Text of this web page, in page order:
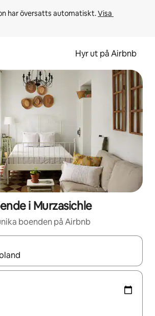
har översatts automatiskt. Visa
Hyr ut på Airbnb
i Murzasichle
boenden på Airbnb
tillgängliga kan du navigera med upp- och